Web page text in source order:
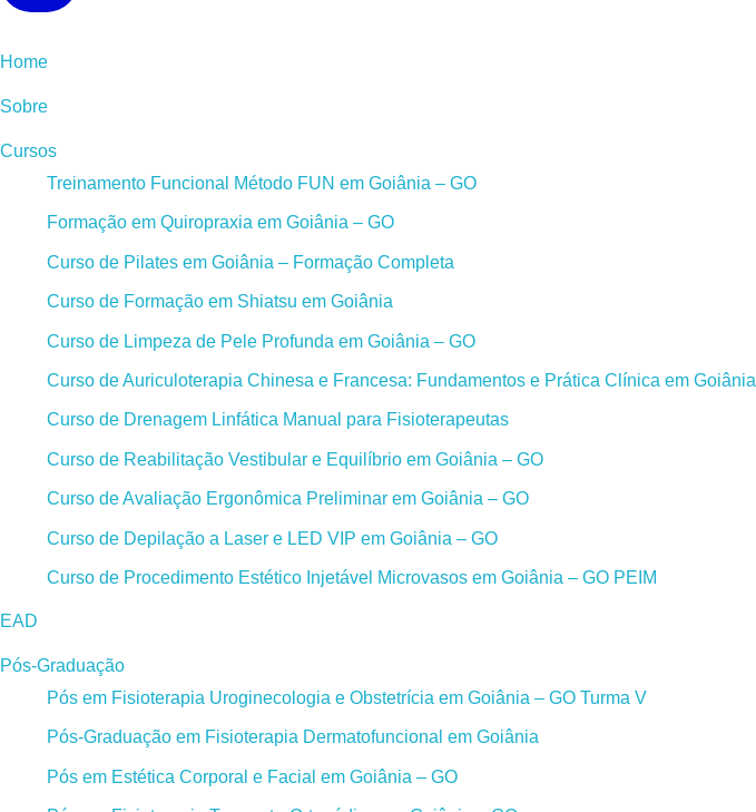
Home
Sobre
Cursos
Treinamento Funcional Método FUN em Goiânia – GO
Formação em Quiropraxia em Goiânia – GO
Curso de Pilates em Goiânia – Formação Completa
Curso de Formação em Shiatsu em Goiânia
Curso de Limpeza de Pele Profunda em Goiânia – GO
Curso de Auriculoterapia Chinesa e Francesa: Fundamentos e Prática Clínica em Goiânia
Curso de Drenagem Linfática Manual para Fisioterapeutas
Curso de Reabilitação Vestibular e Equilíbrio em Goiânia – GO
Curso de Avaliação Ergonômica Preliminar em Goiânia – GO
Curso de Depilação a Laser e LED VIP em Goiânia – GO
Curso de Procedimento Estético Injetável Microvasos em Goiânia – GO PEIM
EAD
Pós-Graduação
Pós em Fisioterapia Uroginecologia e Obstetrícia em Goiânia – GO Turma V
Pós-Graduação em Fisioterapia Dermatofuncional em Goiânia
Pós em Estética Corporal e Facial em Goiânia – GO